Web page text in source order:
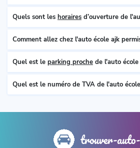
Quels sont les horaires d’ouverture de
Comment allez chez l'auto école ajk
Quel est le parking proche de l'auto
Quel est le numéro de TVA de l'auto
trouver-